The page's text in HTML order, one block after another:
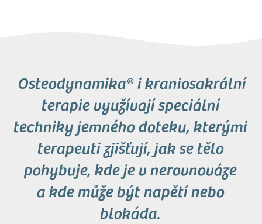
Osteodynamika® i kraniosakrální
terapie využívají speciální
techniky jemného doteku, kterými
terapeuti zjišťují, jak se tělo
pohybuje, kde je v nerovnováze
a kde může být napětí nebo
blokáda.